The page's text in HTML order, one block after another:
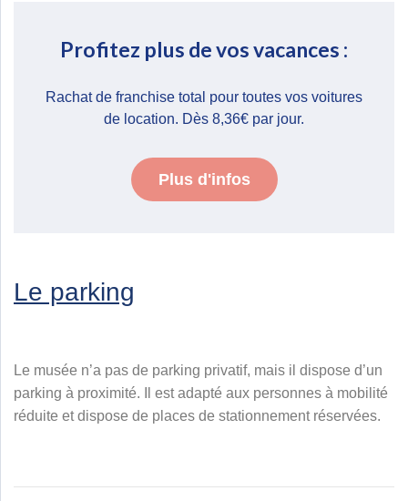
Profitez plus de vos vacances :​
Rachat de franchise total pour toutes vos voitures
de location. Dès 8,36€ par jour.
Plus d'infos
Le parking
Le musée n’a pas de parking privatif, mais il dispose d’un
parking à proximité. Il est adapté aux personnes à mobilité
réduite et dispose de places de stationnement réservées.